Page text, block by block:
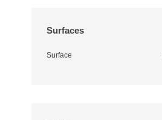
Surfaces
Surface